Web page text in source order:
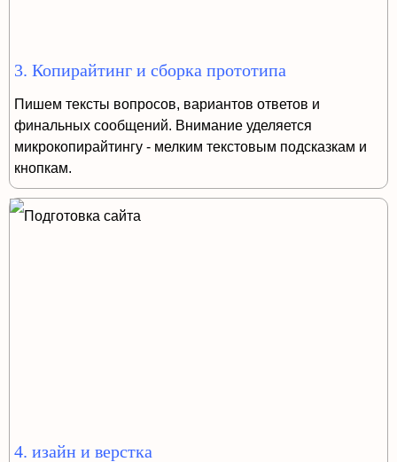
3. Копирайтинг и сборка прототипа
Пишем тексты вопросов, вариантов ответов и
финальных сообщений. Внимание уделяется
микрокопирайтингу - мелким текстовым подсказкам и
кнопкам.
4. изайн и верстка